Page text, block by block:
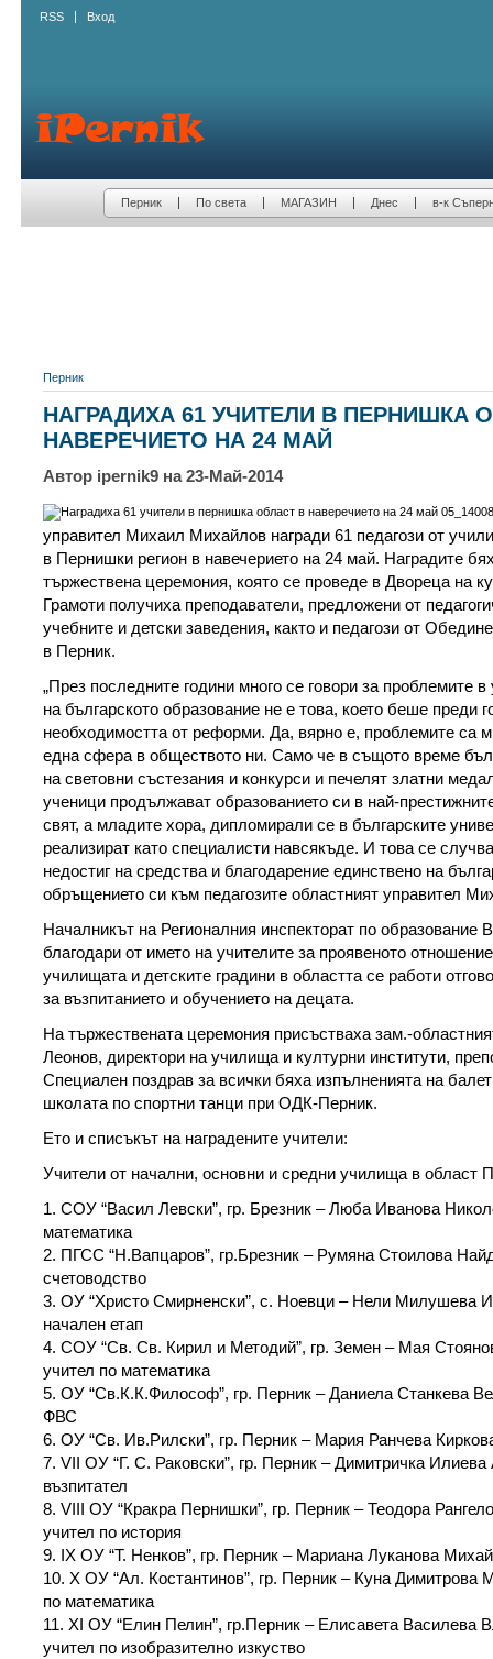
RSS Вход
Перник По света МАГАЗИН Днес в-к
Перник
НАГРАДИХА 61 УЧИТЕЛИ В ПЕРНИШКА
НАВЕРЕЧИЕТО НА 24 МАЙ
Автор ipernik9 на 23-Май-2014
управител Михаил Михайлов награди 61 педагози от
в Пернишки регион в навечерието на 24 май. Наградите
тържествена церемония, която се проведе в Двореца на
Грамоти получиха преподаватели, предложени от
учебните и детски заведения, както и педагози от
в Перник.
„През последните години много се говори за проблемите
на българското образование не е това, което беше преди
необходимостта от реформи. Да, вярно е, проблемите са
една сфера в обществото ни. Само че в същото време
на световни състезания и конкурси и печелят златни
ученици продължават образованието си в най-
свят, а младите хора, дипломирали се в българските
реализират като специалисти навсякъде. И това се
недостиг на средства и благодарение единствено на
обръщението си към педагозите областният управител
Началникът на Регионалния инспекторат по образование
благодари от името на учителите за проявеното
училищата и детските градини в областта се работи
за възпитанието и обучението на децата.
На тържествената церемония присъстваха зам.-
Леонов, директори на училища и културни институти,
Специален поздрав за всички бяха изпълненията на
школата по спортни танци при ОДК-Перник.
Ето и списъкът на наградените учители:
Учители от начални, основни и средни училища в област
1. СОУ “Васил Левски”, гр. Брезник – Люба Иванова
математика
2. ПГСС “Н.Вапцаров”, гр.Брезник – Румяна Стоилова
счетоводство
3. ОУ “Христо Смирненски”, с. Ноевци – Нели Милушева
начален етап
4. СОУ “Св. Св. Кирил и Методий”, гр. Земен – Мая
учител по математика
5. ОУ “Св.К.К.Философ”, гр. Перник – Даниела Станкева
ФВС
6. ОУ “Св. Ив.Рилски”, гр. Перник – Мария Ранчева
7. VІІ ОУ “Г. С. Раковски”, гр. Перник – Димитричка Илиева
възпитател
8. VІІІ ОУ “Кракра Пернишки”, гр. Перник – Теодора
учител по история
9. ІХ ОУ “Т. Ненков”, гр. Перник – Мариана Луканова
10. Х ОУ “Ал. Костантинов”, гр. Перник – Куна Димитрова
по математика
11. ХІ ОУ “Елин Пелин”, гр.Перник – Елисавета Василева
учител по изобразително изкуство